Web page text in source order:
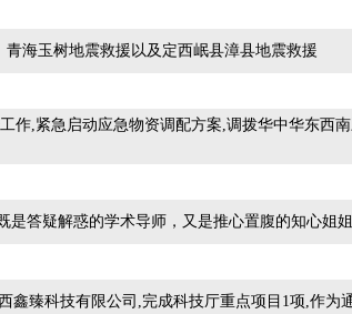
海玉树地震救援以及定西岷县漳县地震救援
作,紧急启动应急物资调配方案,调拨华中华东西
答疑解惑的学术导师，又是推心置腹的知心姐姐
臻科技有限公司,完成科技厅重点项目1项,作为